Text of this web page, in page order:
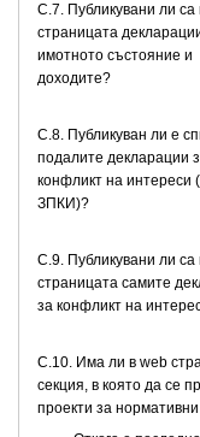
C.7. Публикувани ли са
страницата
имотното състояние и
доходите?
C.8. Публикуван ли е
подалите декларации
конфликт на интереси
ЗПКИ)?
C.9. Публикувани ли са
страницата самите
за конфликт на
C.10. Има ли в web
секция, в която да се
проекти за